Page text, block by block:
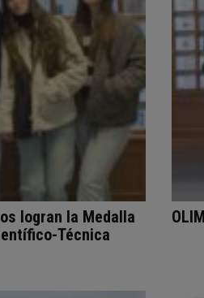
logran la Medalla
Técnica